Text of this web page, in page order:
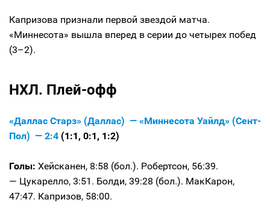
Капризова признали первой звездой матча.
«Миннесота» вышла вперед в серии до четырех побед
(3–2).
НХЛ. Плей-офф
«Даллас Старз» (Даллас) — «Миннесота Уайлд» (Сент-
Пол) — 2:4 (1:1, 0:1, 1:2)
Голы: Хейсканен, 8:58 (бол.). Робертсон, 56:39.
— Цукарелло, 3:51. Болди, 39:28 (бол.). МакКарон,
47:47. Капризов, 58:00.